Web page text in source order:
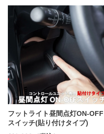
フットライト昼間点灯ON-OFF
スイッチ(貼り付けタイプ)